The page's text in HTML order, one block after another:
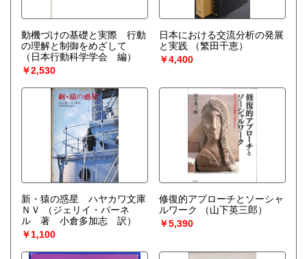
動機づけの基礎と実際 行動
の理解と制御をめざして
（日本行動科学学会 編）
￥2,530
日本における交流分析の発展
と実践
（繁田千恵）
￥4,400
新・猿の惑星 ハヤカワ文庫
ＮＶ
（ジェリイ・パーネ
ル 著 小倉多加志 訳）
￥1,100
修復的アプローチとソーシャ
ルワーク
（山下英三郎）
￥5,390